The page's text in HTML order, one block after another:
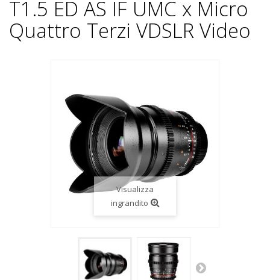
T1.5 ED AS IF UMC x Micro
Quattro Terzi VDSLR Video
Visualizza
ingrandito